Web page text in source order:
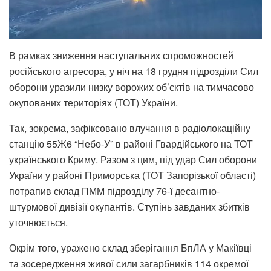
В рамках зниження наступальних спроможностей
російського агресора, у ніч на 18 грудня підрозділи Сил
оборони уразили низку ворожих об’єктів на тимчасово
окупованих територіях (ТОТ) України.
Так, зокрема, зафіксовано влучання в радіолокаційну
станцію 55Ж6 “Небо-У” в районі Гвардійського на ТОТ
українського Криму. Разом з цим, під удар Сил оборони
України у районі Приморська (ТОТ Запорізької області)
потрапив склад ПММ підрозділу 76-ї десантно-
штурмової дивізії окупантів. Ступінь завданих збитків
уточнюється.
Окрім того, уражено склад зберігання БпЛА у Макіївці
та зосередження живої сили загарбників 114 окремої